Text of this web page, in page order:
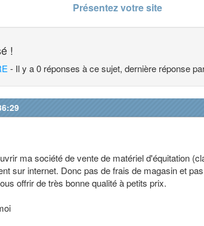
Présentez votre site
!
- Il y a 0 réponses à ce sujet, dernière réponse
ma société de vente de matériel d'équitation
sur internet. Donc pas de frais de magasin et
offrir de très bonne qualité à petits prix.